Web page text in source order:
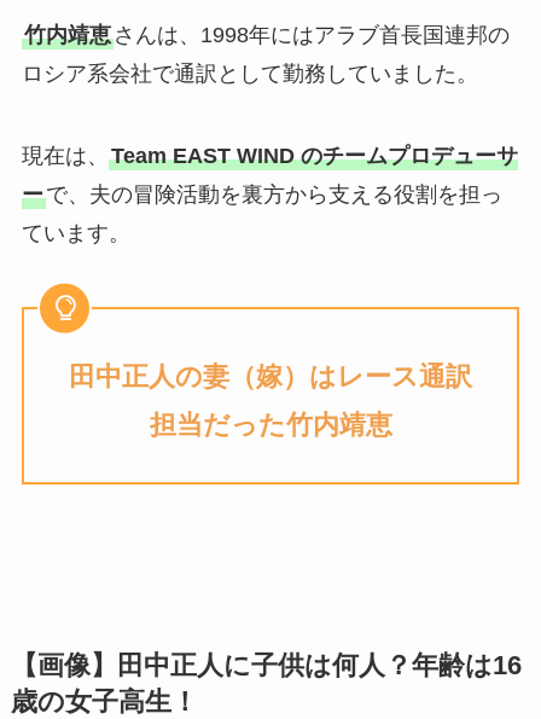
竹内靖恵さんは、1998年にはアラブ首長国連邦の
ロシア系会社で通訳として勤務していました。
現在は、 Team EAST WIND のチームプロデューサ
ーで、夫の冒険活動を裏方から支える役割を担っ
ています。
田中正人の妻（嫁）はレース通訳
担当だった竹内靖恵
【画像】田中正人に子供は何人？年齢は16
歳の女子高生！